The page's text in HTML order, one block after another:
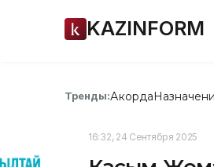
KAZINFORM
Тренды:Акорда
16:32, 24 Сентября 2025